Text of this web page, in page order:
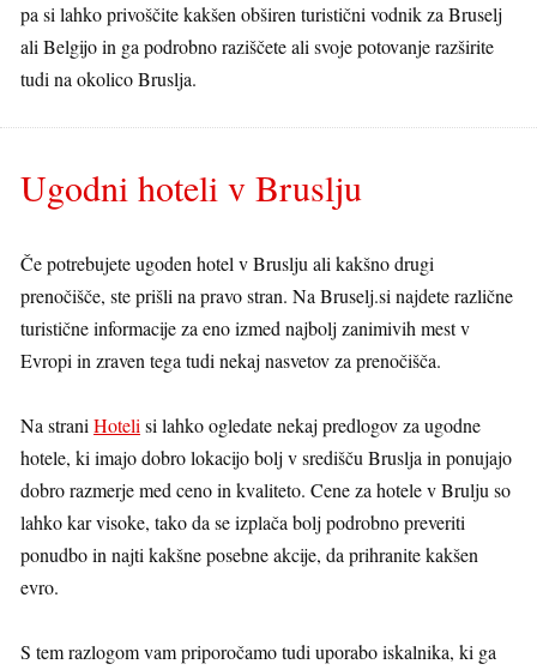
pa si lahko privoščite kakšen obširen turistični vodnik za Bruselj
ali Belgijo in ga podrobno raziščete ali svoje potovanje razširite
tudi na okolico Bruslja.
Ugodni hoteli v Bruslju
Če potrebujete ugoden hotel v Bruslju ali kakšno drugi
prenočišče, ste prišli na pravo stran. Na Bruselj.si najdete različne
turistične informacije za eno izmed najbolj zanimivih mest v
Evropi in zraven tega tudi nekaj nasvetov za prenočišča.
Na strani Hoteli si lahko ogledate nekaj predlogov za ugodne
hotele, ki imajo dobro lokacijo bolj v središču Bruslja in ponujajo
dobro razmerje med ceno in kvaliteto. Cene za hotele v Brulju so
lahko kar visoke, tako da se izplača bolj podrobno preveriti
ponudbo in najti kakšne posebne akcije, da prihranite kakšen
evro.
S tem razlogom vam priporočamo tudi uporabo iskalnika, ki ga